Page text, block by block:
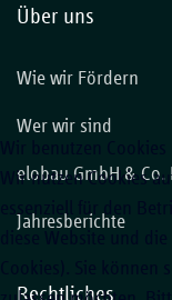
Über uns
Wie wir Fördern
Wer wir sind
elobau GmbH & Co.
Jahresberichte
Rechtliches
Wir nutzen Cookies
diese Website und